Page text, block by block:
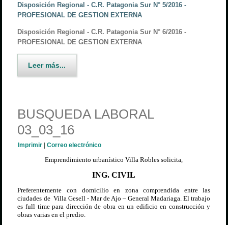
Disposición Regional - C.R. Patagonia Sur N° 5/2016 -
PROFESIONAL DE GESTION EXTERNA
Disposición Regional - C.R. Patagonia Sur N° 6/2016 -
PROFESIONAL DE GESTION EXTERNA
Leer más...
BUSQUEDA LABORAL
03_03_16
Imprimir |Correo electrónico
Emprendimiento urbanístico Villa Robles solicita,
ING. CIVIL
Preferentemente con domicilio en zona comprendida entre las
ciudades de Villa Gesell - Mar de Ajo – General Madariaga.El trabajo
es full time para dirección de obra en un edificio en construcción y
obras varias en el predio.